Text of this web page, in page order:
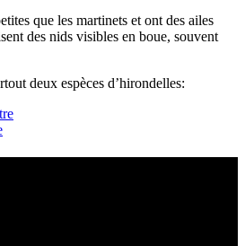
que les martinets et ont des ailes
des nids visibles en boue, souvent
deux espèces d’hirondelles: